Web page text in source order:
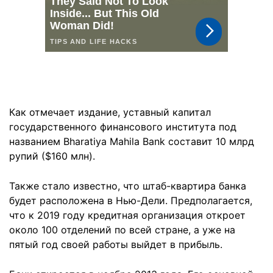
Как отмечает издание, уставный капитал
государственного финансового института под
названием Bharatiya Mahila Bank составит 10 млрд
рупий ($160 млн).
Также стало известно, что штаб-квартира банка
будет расположена в Нью-Дели. Предполагается,
что к 2019 году кредитная организация откроет
около 100 отделений по всей стране, а уже на
пятый год своей работы выйдет в прибыль.